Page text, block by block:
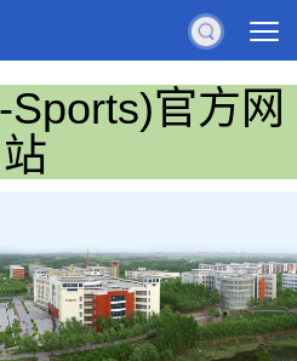
Sports)官方网
站